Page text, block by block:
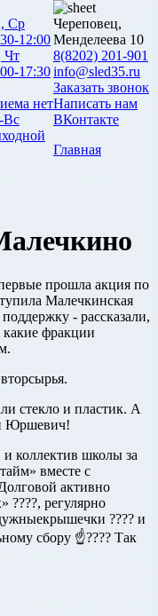
Ср
12:00
Чт
17:30
нет
Вс
Череповец,
Менделеева 10
8(8202) 201-901
info@sled35.ru
Заказать звонок
Написать нам
ВКонтакте
Главная
прошла акция по
Малечкинская
- рассказали,
какие фракции
стекло и пластик. А
Юршевич!
и коллектив школы за
вместе с
активно
????, регулярно
???? и
сбору ☝???? Так